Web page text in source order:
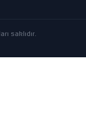
saklıdır.